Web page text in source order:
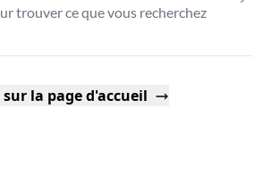
trouver ce que vous recherchez
la page d'accueil